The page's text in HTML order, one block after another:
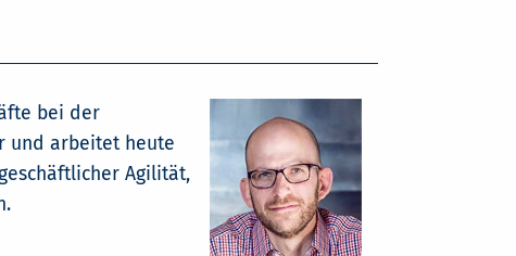
bei der
und arbeitet heute
Agilität,